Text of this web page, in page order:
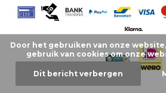
Door het gebruiken van onze
gebruik van cookies om onze
Dit bericht verbergen